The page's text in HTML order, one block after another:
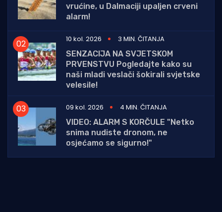
vrućine, u Dalmaciji upaljen crveni
alarm!
10 kol. 2026
3 MIN. ČITANJA
SENZACIJA NA SVJETSKOM
PRVENSTVU Pogledajte kako su
naši mladi veslači šokirali svjetske
velesile!
09 kol. 2026
4 MIN. ČITANJA
VIDEO: ALARM S KORČULE "Netko
snima nudiste dronom, ne
osjećamo se sigurno!"